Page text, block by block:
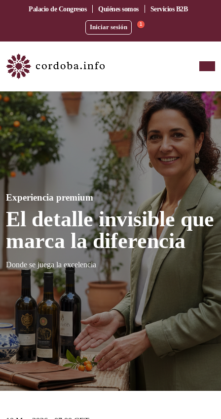
Palacio de Congresos Quiénes somos Servicios B2B
Iniciar sesión 1
Experiencia premium
El detalle invisible que
marca la diferencia
Donde se juega la excelencia